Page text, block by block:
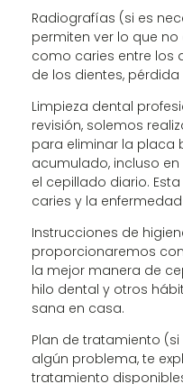
Radiografías (si es
permiten ver lo que
como caries entre los
de los dientes,
Limpieza dental
revisión, solemos
para eliminar la placa
acumulado, incluso
el cepillado diario.
caries y la
Instrucciones de
proporcionaremos
la mejor manera de
hilo dental y otros
sana en casa.
Plan de tratamiento
algún problema, te
tratamiento